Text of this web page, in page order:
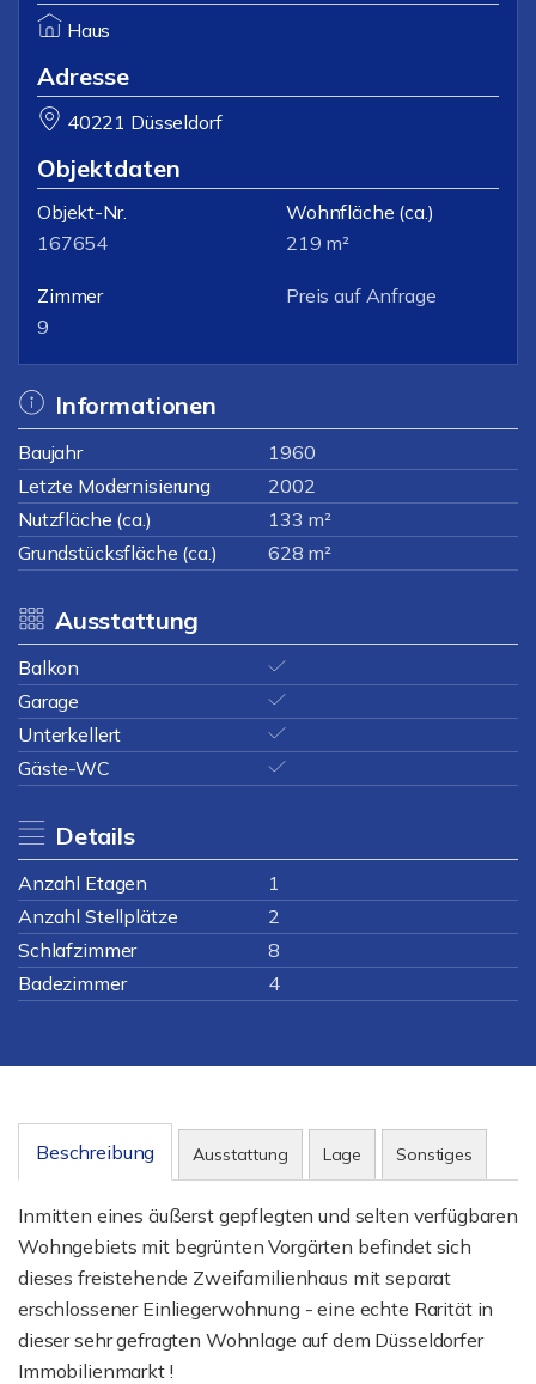
Haus
Adresse
40221 Düsseldorf
Objektdaten
Objekt-Nr.
167654
Wohnfläche (ca.)
219 m²
Zimmer
9
Preis auf Anfrage
Informationen
Baujahr
1960
Letzte Modernisierung
2002
Nutzfläche (ca.)
133 m²
Grundstücksfläche (ca.)
628 m²
Ausstattung
Balkon
Garage
Unterkellert
Gäste-WC
Details
Anzahl Etagen
1
Anzahl Stellplätze
2
Schlafzimmer
8
Badezimmer
4
Beschreibung Ausstattung Lage Sonstiges
Inmitten eines äußerst gepflegten und selten verfügbaren
Wohngebiets mit begrünten Vorgärten befindet sich
dieses freistehende Zweifamilienhaus mit separat
erschlossener Einliegerwohnung - eine echte Rarität in
dieser sehr gefragten Wohnlage auf dem Düsseldorfer
Immobilienmarkt !